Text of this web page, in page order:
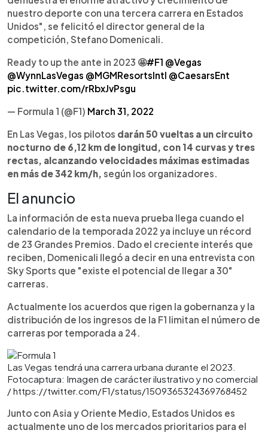
nuestro deporte con una tercera carrera en Estados
Unidos", se felicitó el director general de la
competición, Stefano Domenicali.
Ready to up the ante in 2023 🤩#F1 @Vegas
@WynnLasVegas @MGMResortsIntl @CaesarsEnt
pic.twitter.com/rRbxJvPsgu
— Formula 1 (@F1) March 31, 2022
En Las Vegas, los pilotos darán 50 vueltas a un circuito
nocturno de 6,12 km de longitud, con 14 curvas y tres
rectas, alcanzando velocidades máximas estimadas
en más de 342 km/h, según los organizadores.
El anuncio
La información de esta nueva prueba llega cuando el
calendario de la temporada 2022 ya incluye un récord
de 23 Grandes Premios. Dado el creciente interés que
reciben, Domenicali llegó a decir en una entrevista con
Sky Sports que "existe el potencial de llegar a 30"
carreras.
Actualmente los acuerdos que rigen la gobernanza y la
distribución de los ingresos de la F1 limitan el número de
carreras por temporada a 24.
Las Vegas tendrá una carrera urbana durante el 2023.
Fotocaptura: Imagen de carácter ilustrativo y no comercial
/ https://twitter.com/F1/status/1509365324369768452
Junto con Asia y Oriente Medio, Estados Unidos es
actualmente uno de los mercados prioritarios para el